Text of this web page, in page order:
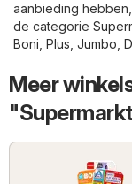
aanbieding
de categorie
Boni Plus Jumbo
Meer